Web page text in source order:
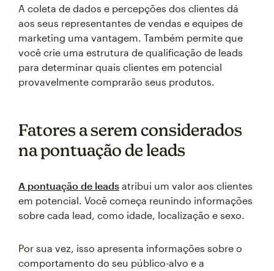
A coleta de dados e percepções dos clientes dá
aos seus representantes de vendas e equipes de
marketing uma vantagem. Também permite que
você crie uma estrutura de qualificação de leads
para determinar quais clientes em potencial
provavelmente comprarão seus produtos.
Fatores a serem considerados
na pontuação de leads
A pontuação de leads atribui um valor aos clientes
em potencial. Você começa reunindo informações
sobre cada lead, como idade, localização e sexo.
Por sua vez, isso apresenta informações sobre o
comportamento do seu público-alvo e a